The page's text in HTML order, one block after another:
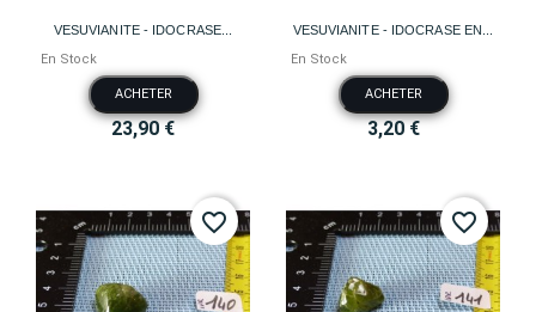
VESUVIANITE - IDOCRASE...
En Stock
ACHETER
23,90 €
VESUVIANITE - IDOCRASE EN...
En Stock
ACHETER
3,20 €
favorite_border favorite_border